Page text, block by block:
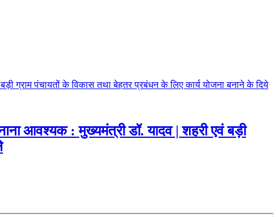
आवश्यक : मुख्यमंत्री डॉ. यादव | शहरी एवं बड़ी